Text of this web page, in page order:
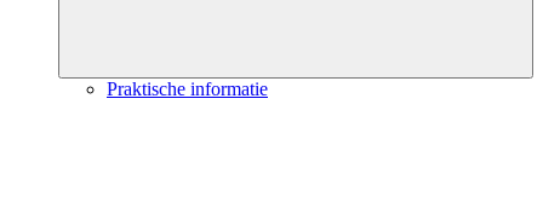
Praktische informatie